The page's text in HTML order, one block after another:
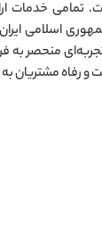
اسلامی
منحصر
و رفاه